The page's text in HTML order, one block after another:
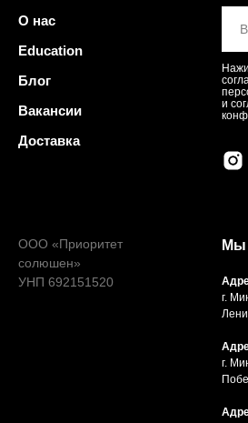
О нас
Education
Блог
Вакансии
Доставка
и
ООО «Приоритет
солюшен»
УНП 692151520
Мы
г.
г.